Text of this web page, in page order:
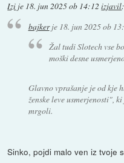
Izi je 18. jun 2025 ob 14:12 izjavil:
bajkerje 18. jun 2025 ob
Žal tudi Slotech vse
moški desne
Glavno vprašanje je od kje
ženske leve usmerjenosti",
mrgoli.
Sinko, pojdi malo ven iz tvoje